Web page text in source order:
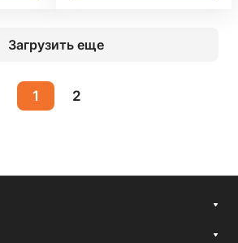
Загрузить еще
1 2